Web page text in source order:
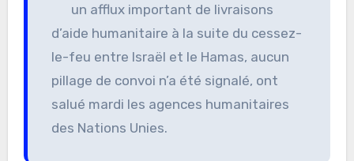
un afflux important de livraisons
d’aide humanitaire à la suite du cessez-
le-feu entre Israël et le Hamas, aucun
pillage de convoi n’a été signalé, ont
salué mardi les agences humanitaires
des Nations Unies.